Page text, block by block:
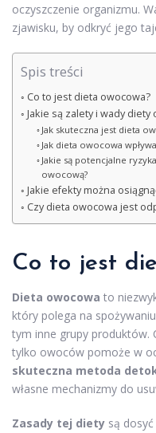
oczyszczenie organizmu.
zjawisku, by odkryć jego
Spis treści
Co to jest dieta owocowa?
Jakie są zalety i wady diety
Jak skuteczna jest dieta
Jak dieta owocowa
Jakie są potencjalne
owocową?
Jakie efekty można
Czy dieta owocowa jest
Co to jest
Dieta owocowa to
który polega na
tym inne grupy produktów.
tylko owoców pomoże w
skuteczna metoda
własne mechanizmy do
Zasady tej diety są